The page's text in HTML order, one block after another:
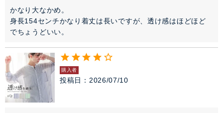
かなり大なかめ。
身長154センチかなり着丈は長いですが、透け感はほどほど
でちょうどいい。
購入者
投稿日 2026/07/10